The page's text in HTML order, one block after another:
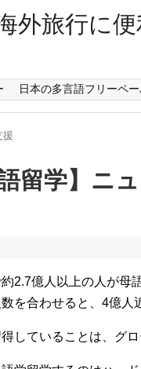
外旅行に
日本の多言語フリーペ
援
留学】ニ
2.7億人以上の人が母
を合わせると、4億人
していることは、グ